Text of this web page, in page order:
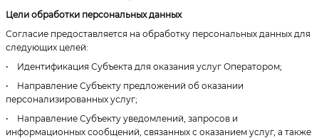
Цели обработки персональных данных
Согласие предоставляется на обработку персональных данных для
следующих целей:
• Идентификация Субъекта для оказания услуг Оператором;
• Направление Субъекту предложений об оказании
персонализированных услуг;
• Направление Субъекту уведомлений, запросов и
информационных сообщений, связанных с оказанием услуг, а также